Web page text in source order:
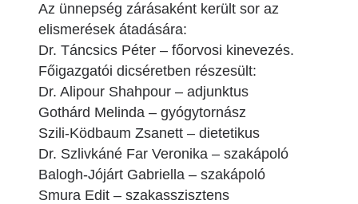
Az ünnepség zárásaként került sor az
elismerések átadására:
Dr. Táncsics Péter – főorvosi kinevezés.
Főigazgatói dicséretben részesült:
Dr. Alipour Shahpour – adjunktus
Gothárd Melinda – gyógytornász
Szili-Ködbaum Zsanett – dietetikus
Dr. Szlivkáné Far Veronika – szakápoló
Balogh-Jójárt Gabriella – szakápoló
Smura Edit – szakasszisztens